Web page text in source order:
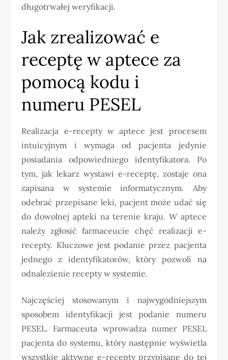
długotrwałej weryfikacji.
Jak zrealizować e
receptę w aptece za
pomocą kodu i
numeru PESEL
Realizacja e-recepty w aptece jest procesem
intuicyjnym i wymaga od pacjenta jedynie
posiadania odpowiedniego identyfikatora. Po
tym, jak lekarz wystawi e-receptę, zostaje ona
zapisana w systemie informatycznym. Aby
odebrać przepisane leki, pacjent może udać się
do dowolnej apteki na terenie kraju. W aptece
należy zgłosić farmaceucie chęć realizacji e-
recepty. Kluczowe jest podanie przez pacjenta
jednego z identyfikatorów, który pozwoli na
odnalezienie recepty w systemie.
Najczęściej stosowanym i najwygodniejszym
sposobem identyfikacji jest podanie numeru
PESEL. Farmaceuta wprowadza numer PESEL
pacjenta do systemu, który następnie wyświetla
wszystkie aktywne e-recepty przypisane do tej